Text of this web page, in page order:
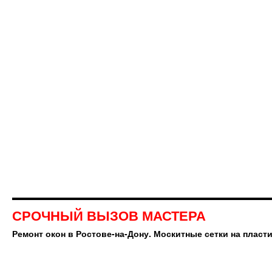
СРОЧНЫЙ ВЫЗОВ МАСТЕРА
Ремонт окон в Ростове-на-Дону. Москитные сетки на